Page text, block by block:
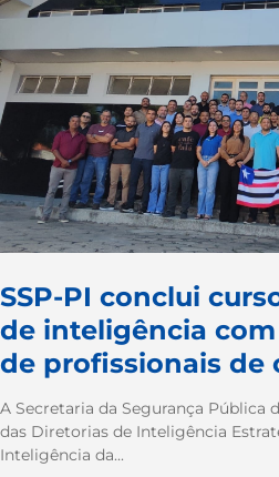
SSP-PI conclui
de inteligência
de profissionais de
A Secretaria da Segurança Pública
das Diretorias de Inteligência
Inteligência da...